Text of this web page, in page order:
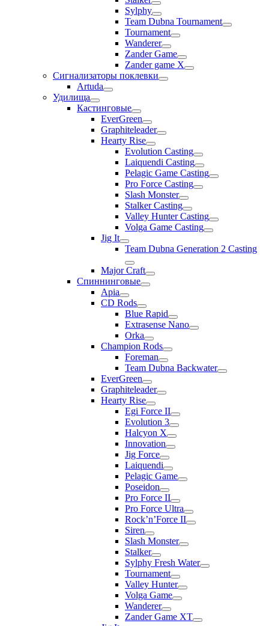
Sylphy
Team Dubna Tournament
Tournament
Wanderer
Zander Game
Zander game X
Сигнализаторы поклевки
Artuda
Удилища
Кастинговые
EverGreen
Graphiteleader
Hearty Rise
Evolution Casting
Laiquendi Casting
Pelagic Game Casting
Pro Force Casting
Slash Monster
Stalker Casting
Valley Hunter Casting
Volga Game Casting
Jig It
Team Dubna Generation 2 Casting
Major Craft
Спиннинговые
Apia
CD Rods
Blue Rapid
Extrasense Nano
Orka
Champion Rods
Foreman
Team Dubna Backwater
EverGreen
Graphiteleader
Hearty Rise
Egi Force II
Evolution 3
Halcyon X
Innovation
Jig Force
Laiquendi
Pelagic Game
Poseidon
Pro Force II
Pro Force Ultra
Rock’n’Force II
Siren
Slash Monster
Stalker
Sylphy Fresh Water
Tournament
Valley Hunter
Volga Game
Wanderer
Zander Game XT